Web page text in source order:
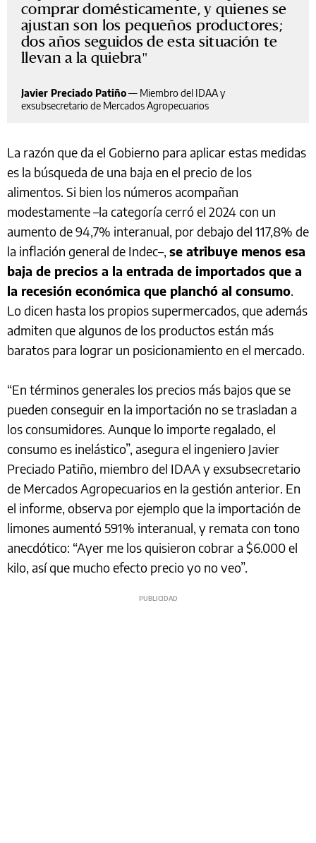
comprar domésticamente, y quienes se
ajustan son los pequeños productores;
dos años seguidos de esta situación te
llevan a la quiebra
Javier Preciado Patiño— Miembro del IDAA y
exsubsecretario de Mercados Agropecuarios
La razón que da el Gobierno para aplicar estas medidas
es la búsqueda de una baja en el precio de los
alimentos. Si bien los números acompañan
modestamente –la categoría cerró el 2024 con un
aumento de 94,7% interanual, por debajo del 117,8% de
la inflación general de Indec–, se atribuye menos esa
baja de precios a la entrada de importados que a
la recesión económica que planchó al consumo.
Lo dicen hasta los propios supermercados, que además
admiten que algunos de los productos están más
baratos para lograr un posicionamiento en el mercado.
“En términos generales los precios más bajos que se
pueden conseguir en la importación no se trasladan a
los consumidores. Aunque lo importe regalado, el
consumo es inelástico”, asegura el ingeniero Javier
Preciado Patiño, miembro del IDAA y exsubsecretario
de Mercados Agropecuarios en la gestión anterior. En
el informe, observa por ejemplo que la importación de
limones aumentó 591% interanual, y remata con tono
anecdótico: “Ayer me los quisieron cobrar a $6.000 el
kilo, así que mucho efecto precio yo no veo”.